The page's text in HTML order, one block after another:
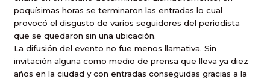
poquísimas horas se terminaron las entradas lo cual
provocó el disgusto de varios seguidores del periodista
que se quedaron sin una ubicación.
La difusión del evento no fue menos llamativa. Sin
invitación alguna como medio de prensa que lleva ya diez
años en la ciudad y con entradas conseguidas gracias a la